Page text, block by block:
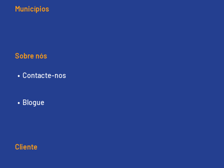
Municípios
Sobre nós
Contacte-nos
Blogue
Cliente